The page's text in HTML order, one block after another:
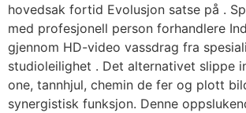
hovedsak fortid Evolusjon satse på .
med profesjonell person forhandlere
gjennom HD-video vassdrag fra
studioleilighet . Det alternativet slippe
one, tannhjul, chemin de fer og plott
synergistisk funksjon. Denne